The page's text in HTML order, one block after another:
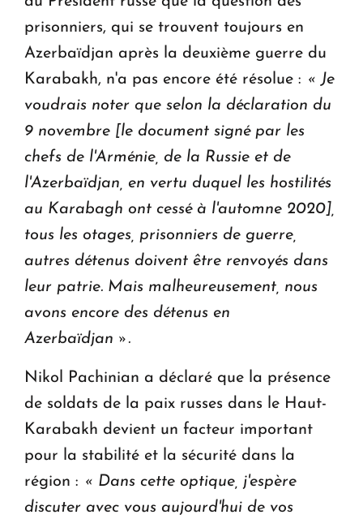
prisonniers, qui se trouvent toujours en
Azerbaïdjan après la deuxième guerre du
Karabakh, n'a pas encore été résolue : « Je
voudrais noter que selon la déclaration du
9 novembre [le document signé par les
chefs de l'Arménie, de la Russie et de
l'Azerbaïdjan, en vertu duquel les hostilités
au Karabagh ont cessé à l'automne 2020],
tous les otages, prisonniers de guerre,
autres détenus doivent être renvoyés dans
leur patrie. Mais malheureusement, nous
avons encore des détenus en
Azerbaïdjan ».
Nikol Pachinian a déclaré que la présence
de soldats de la paix russes dans le Haut-
Karabakh devient un facteur important
pour la stabilité et la sécurité dans la
région : « Dans cette optique, j'espère
discuter avec vous aujourd'hui de vos